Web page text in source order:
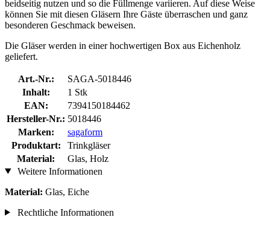
beidseitig nutzen und so die Füllmenge variieren. Auf diese Weise
können Sie mit diesen Gläsern Ihre Gäste überraschen und ganz
besonderen Geschmack beweisen.
Die Gläser werden in einer hochwertigen Box aus Eichenholz
geliefert.
Art.-Nr.:
SAGA-5018446
Inhalt:
1 Stk
EAN:
7394150184462
Hersteller-Nr.: 5018446
Marken:
sagaform
Produktart:
Trinkgläser
Material:
Glas, Holz
Weitere Informationen
Material: Glas, Eiche
Rechtliche Informationen